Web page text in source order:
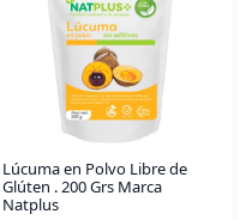
Lúcuma en Polvo Libre de
Glúten . 200 Grs Marca
Natplus